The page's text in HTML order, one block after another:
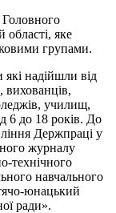
Головного
області, яке
групами.
надійшли від
вихованців,
училищ,
6 до 18 років. До
Держпраці у
журналу
технічного
навчального
юнацький
ради».